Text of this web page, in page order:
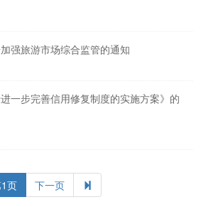
强旅游市场综合监管的通知
一步完善信用修复制度的实施方案》的
页 下一页